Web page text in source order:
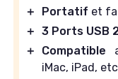
＋
Portatif et
＋ 3 Ports USB
＋
Compatible
iMac, iPad,